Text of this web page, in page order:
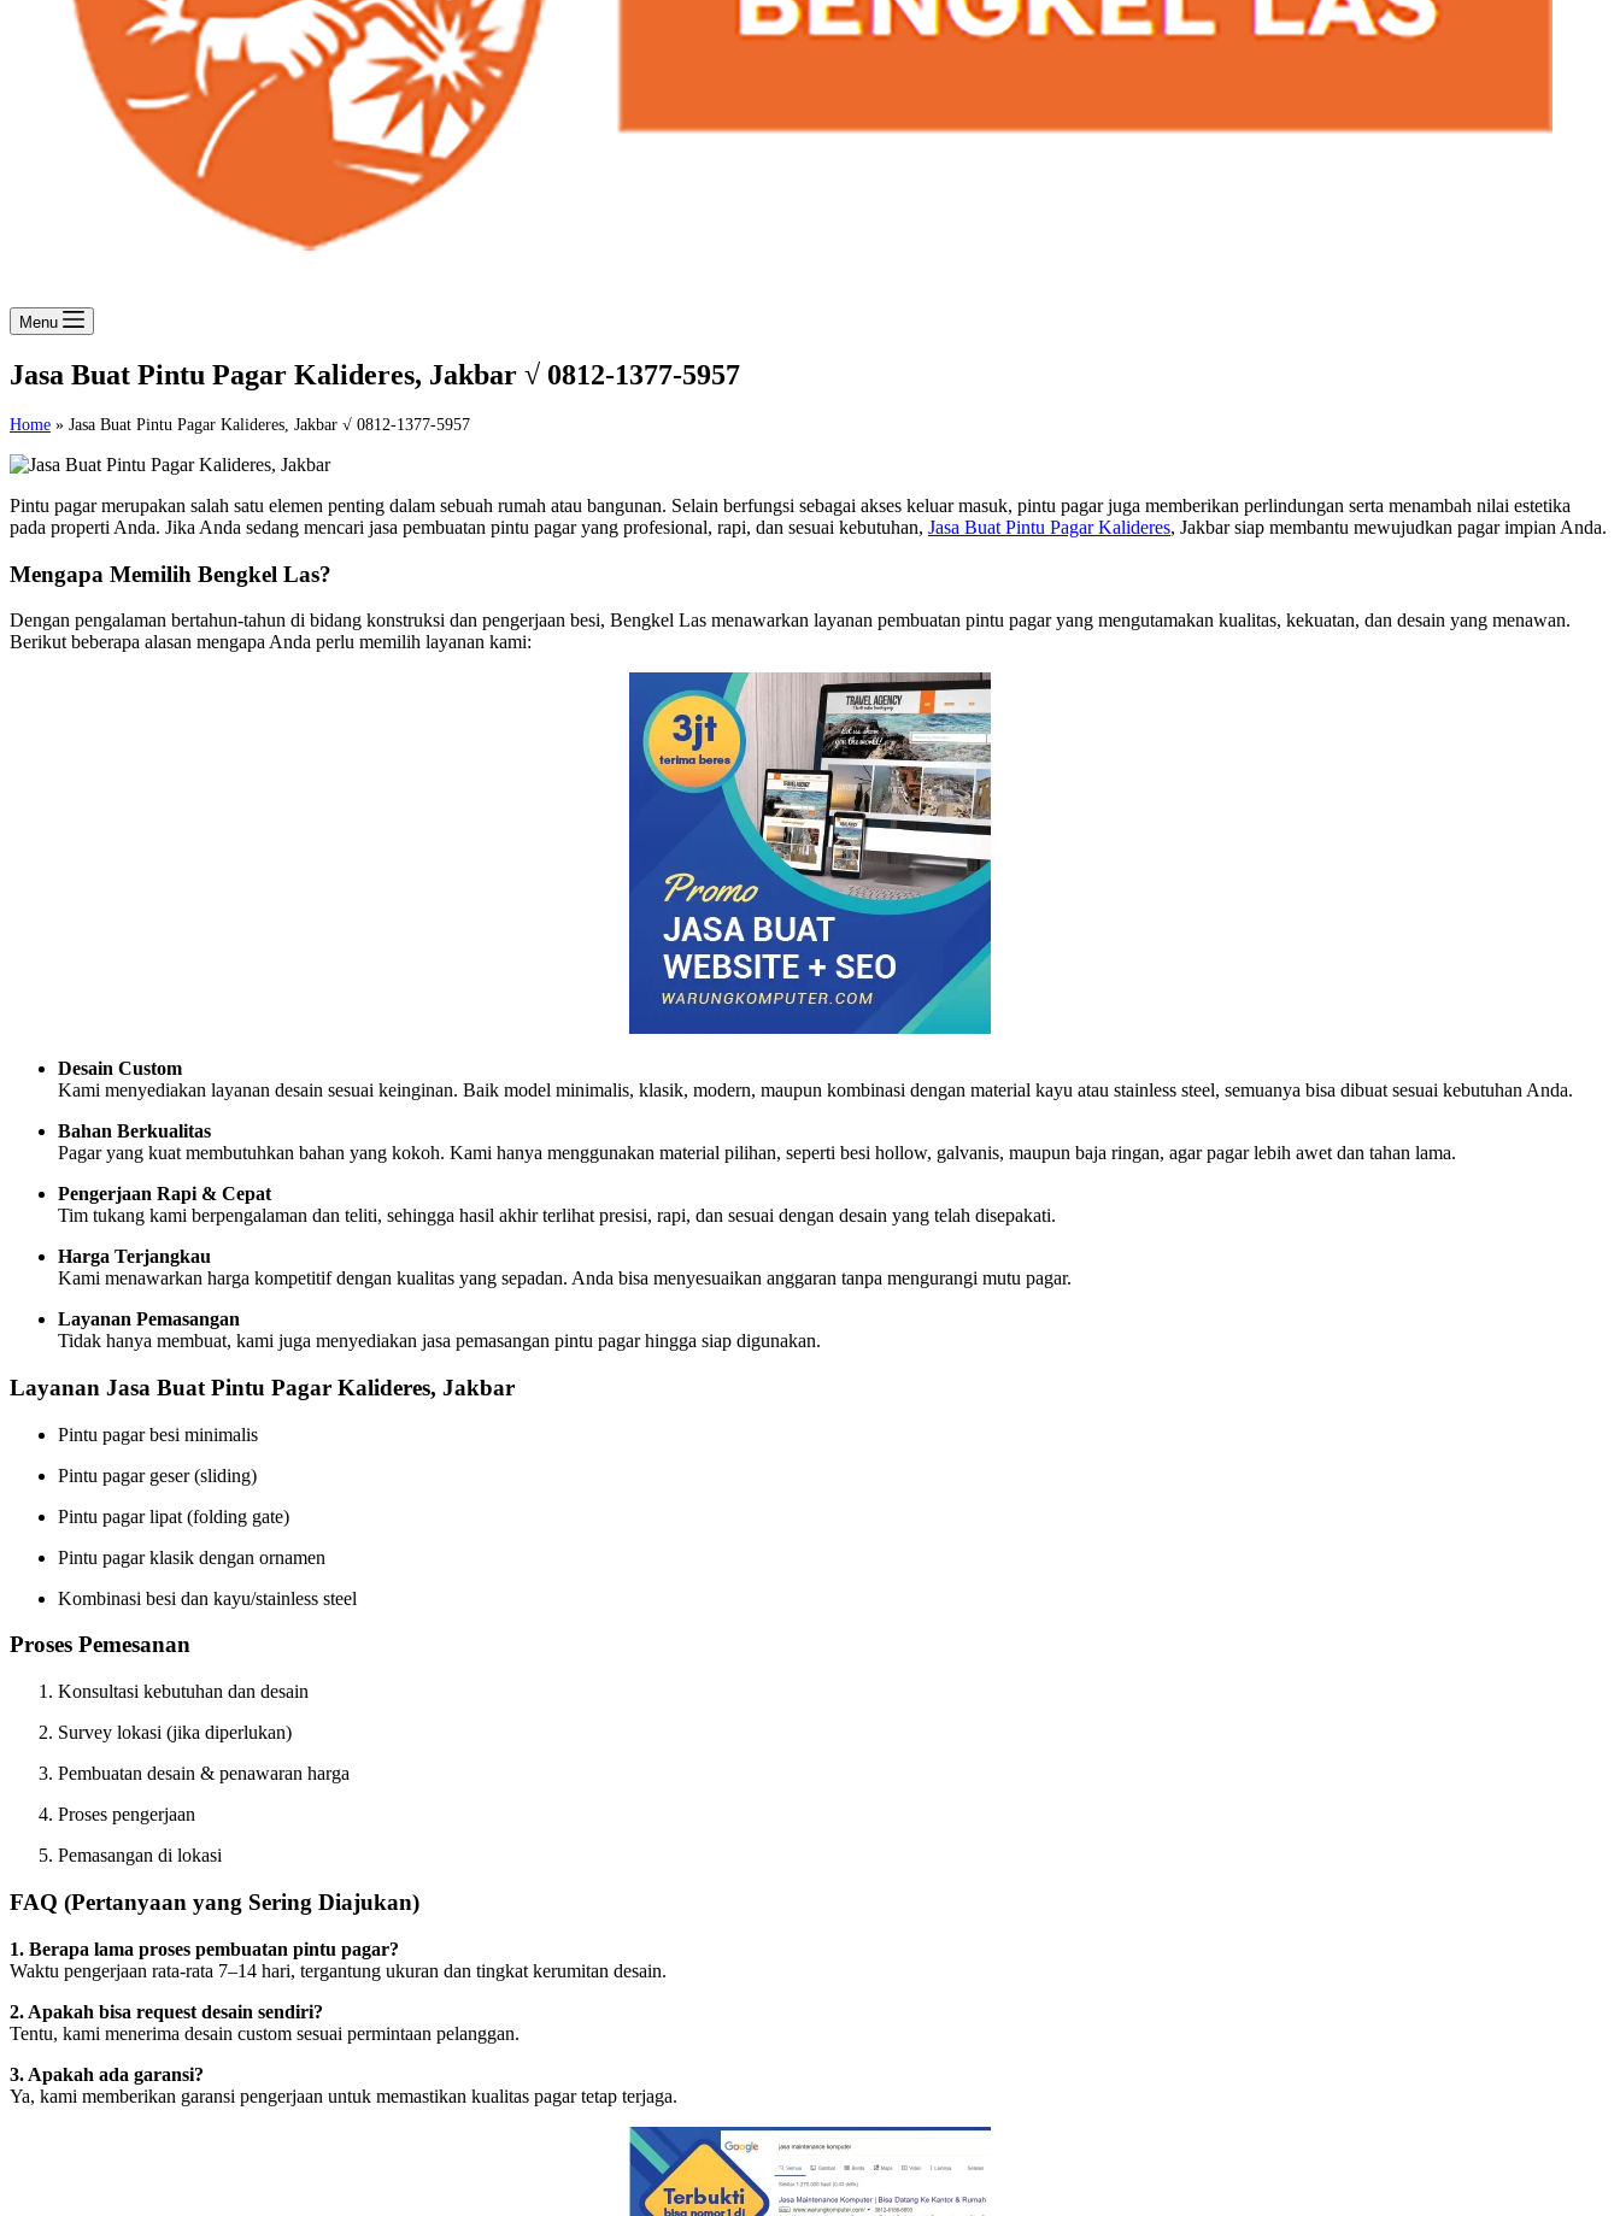
Menu
Jasa Buat Pintu Pagar Kalideres, Jakbar √ 0812-1377-5957
Home » Jasa Buat Pintu Pagar Kalideres, Jakbar √ 0812-1377-5957
Pintu pagar merupakan salah satu elemen penting dalam sebuah rumah atau bangunan. Selain berfungsi sebagai akses keluar masuk, pintu pagar juga memberikan perlindungan serta menambah nilai estetika
pada properti Anda. Jika Anda sedang mencari jasa pembuatan pintu pagar yang profesional, rapi, dan sesuai kebutuhan, Jasa Buat Pintu Pagar Kalideres, Jakbar siap membantu mewujudkan pagar impian Anda.
Mengapa Memilih Bengkel Las?
Dengan pengalaman bertahun-tahun di bidang konstruksi dan pengerjaan besi, Bengkel Las menawarkan layanan pembuatan pintu pagar yang mengutamakan kualitas, kekuatan, dan desain yang menawan.
Berikut beberapa alasan mengapa Anda perlu memilih layanan kami:
Desain Custom
Kami menyediakan layanan desain sesuai keinginan. Baik model minimalis, klasik, modern, maupun kombinasi dengan material kayu atau stainless steel, semuanya bisa dibuat sesuai kebutuhan Anda.
Bahan Berkualitas
Pagar yang kuat membutuhkan bahan yang kokoh. Kami hanya menggunakan material pilihan, seperti besi hollow, galvanis, maupun baja ringan, agar pagar lebih awet dan tahan lama.
Pengerjaan Rapi & Cepat
Tim tukang kami berpengalaman dan teliti, sehingga hasil akhir terlihat presisi, rapi, dan sesuai dengan desain yang telah disepakati.
Harga Terjangkau
Kami menawarkan harga kompetitif dengan kualitas yang sepadan. Anda bisa menyesuaikan anggaran tanpa mengurangi mutu pagar.
Layanan Pemasangan
Tidak hanya membuat, kami juga menyediakan jasa pemasangan pintu pagar hingga siap digunakan.
Layanan Jasa Buat Pintu Pagar Kalideres, Jakbar
Pintu pagar besi minimalis
Pintu pagar geser (sliding)
Pintu pagar lipat (folding gate)
Pintu pagar klasik dengan ornamen
Kombinasi besi dan kayu/stainless steel
Proses Pemesanan
Konsultasi kebutuhan dan desain
Survey lokasi (jika diperlukan)
Pembuatan desain & penawaran harga
Proses pengerjaan
Pemasangan di lokasi
FAQ (Pertanyaan yang Sering Diajukan)
1. Berapa lama proses pembuatan pintu pagar?
Waktu pengerjaan rata-rata 7–14 hari, tergantung ukuran dan tingkat kerumitan desain.
2. Apakah bisa request desain sendiri?
Tentu, kami menerima desain custom sesuai permintaan pelanggan.
3. Apakah ada garansi?
Ya, kami memberikan garansi pengerjaan untuk memastikan kualitas pagar tetap terjaga.